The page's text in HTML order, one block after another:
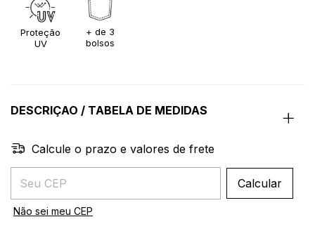
Proteção
UV
+ de 3
bolsos
DESCRIÇAO / TABELA DE MEDIDAS
Calcule o prazo e valores de frete
Entregas para o CEP:
Calcular
Não sei meu CEP